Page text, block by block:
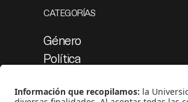
CATEGORÍAS
Género
Política
Medio ambiente